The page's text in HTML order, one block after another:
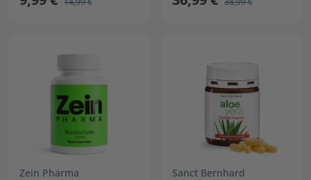
Zein Pharma Sanct Bernhard